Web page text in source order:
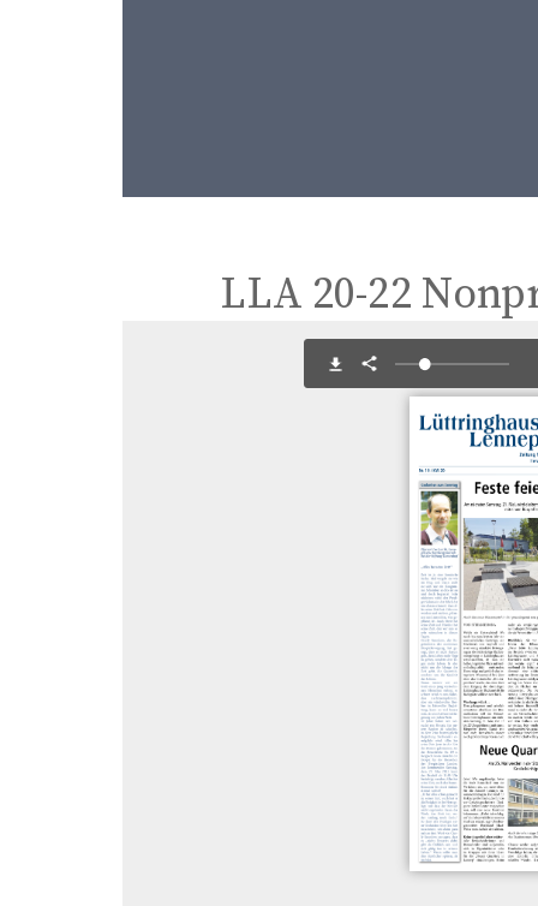
LLA 20-22